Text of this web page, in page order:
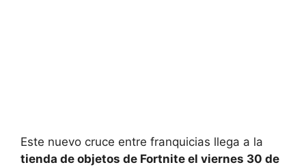
Este nuevo cruce entre franquicias llega a la
tienda de objetos de Fortnite el viernes 30 de